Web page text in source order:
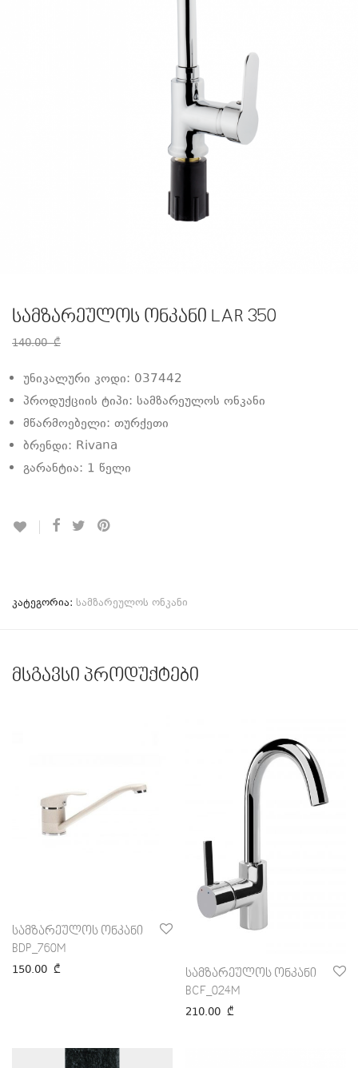
სამზარეულოს ონკანი LAR 350
140.00₾
უნიკალური კოდი: 037442
პროდუქციის ტიპი: სამზარეულოს ონკანი
მწარმოებელი: თურქეთი
ბრენდი: Rivana
გარანტია: 1 წელი
კატეგორია: სამზარეულოს ონკანი
მსგავსი პროდუქტები
სამზარეულოს ონკანი
BDP_760M
150.00 ₾
სამზარეულოს ონკანი
BCF_024M
210.00 ₾